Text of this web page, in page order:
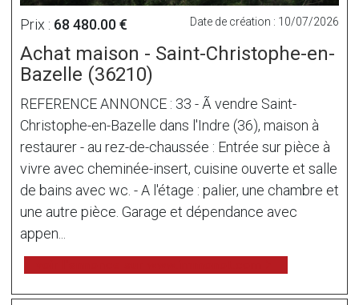
Prix : 68 480.00 € Date de création : 10/07/2026
Achat maison - Saint-Christophe-en-
Bazelle (36210)
REFERENCE ANNONCE : 33 - Ã vendre Saint-
Christophe-en-Bazelle dans l'Indre (36), maison à
restaurer - au rez-de-chaussée : Entrée sur pièce à
vivre avec cheminée-insert, cuisine ouverte et salle
de bains avec wc. - A l'étage : palier, une chambre et
une autre pièce. Garage et dépendance avec
appen...